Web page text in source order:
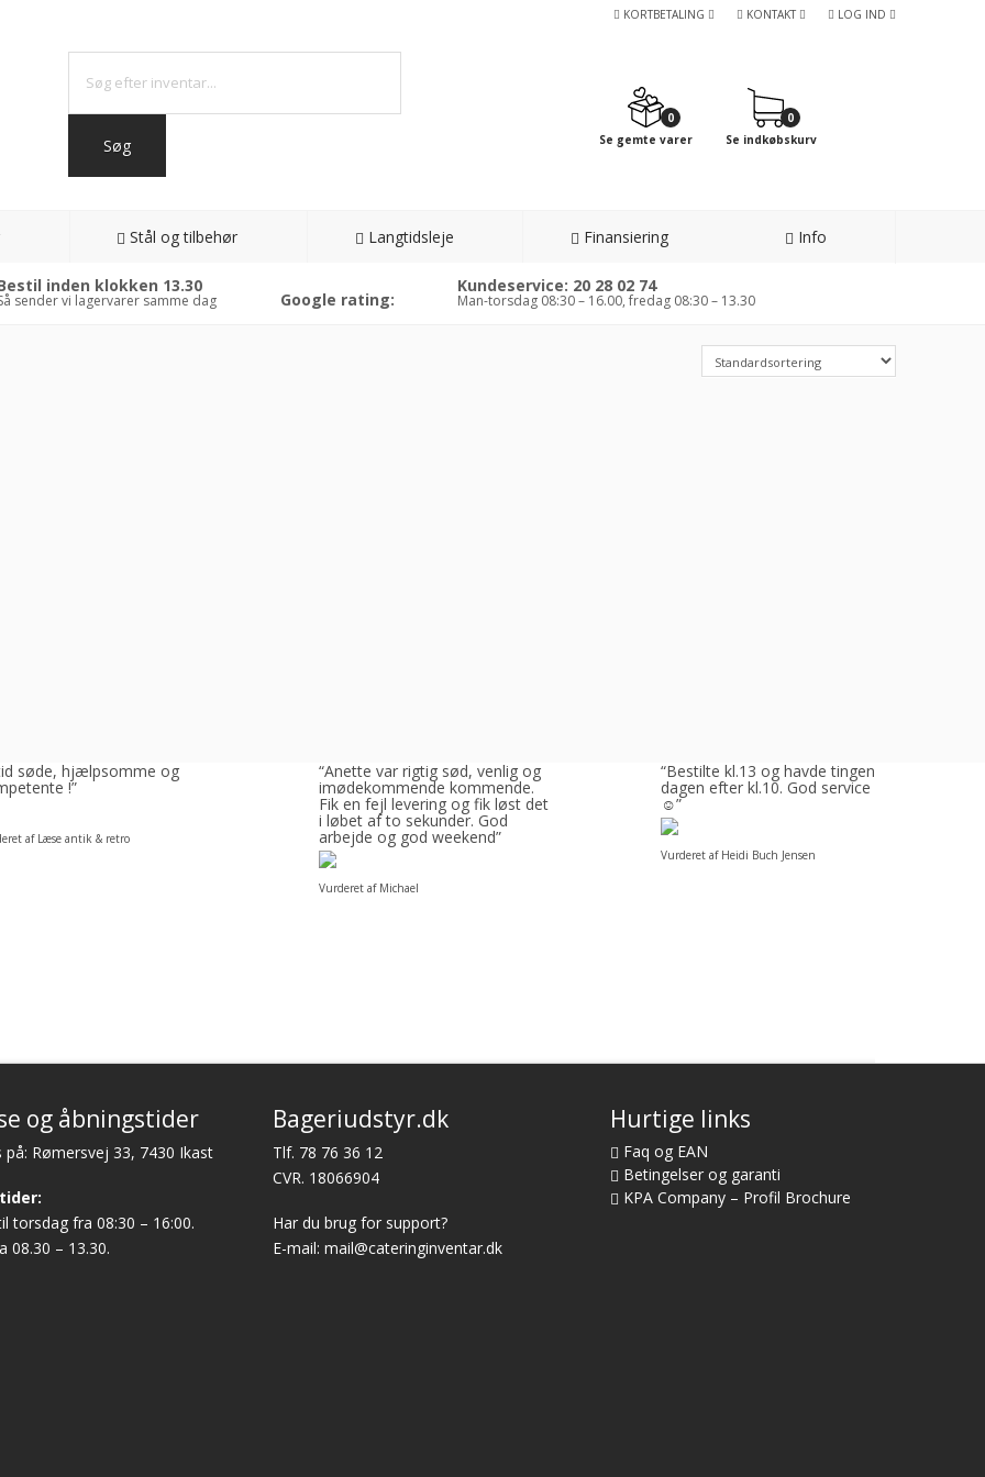
KORTBETALING KONTAKT LOG IND
0
Se gemte varer
0
Se indkøbskurv
Stål og tilbehør Langtidsleje Finansiering Info
inden klokken 13.30
sender vi lagervarer samme dag Google rating:
Kundeservice: 20 28 02 74
Man-torsdag 08:30 – 16.00, fredag 08:30 – 13.30
søde, hjælpsomme og
!”
af Læse antik & retro
“Anette var rigtig sød, venlig og
imødekommende kommende.
Fik en fejl levering og fik løst det
i løbet af to sekunder. God
arbejde og god weekend”
Vurderet af Michael
“Bestilte kl.13 og havde tingene
dagen efter kl.10. God service
☺”
Vurderet af Heidi Buch Jensen
og åbningstider
på: Rømersvej 33, 7430 Ikast
torsdag fra 08:30 – 16:00.
08.30 – 13.30.
Bageriudstyr.dk
Tlf. 78 76 36 12
CVR. 18066904
Har du brug for support?
E-mail: mail@cateringinventar.dk
Hurtige links
Faq og EAN
Betingelser og garanti
KPA Company – Profil Brochure